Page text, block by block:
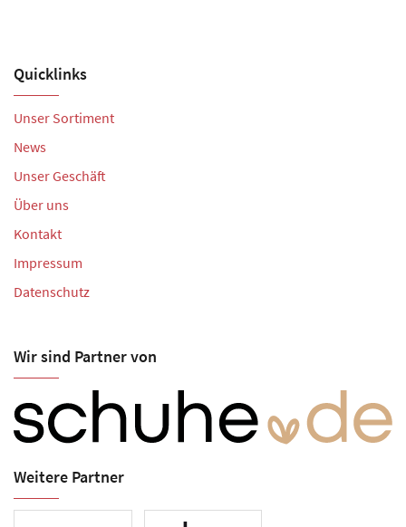
Quicklinks
Unser Sortiment
News
Unser Geschäft
Über uns
Kontakt
Impressum
Datenschutz
Wir sind Partner von
Weitere Partner